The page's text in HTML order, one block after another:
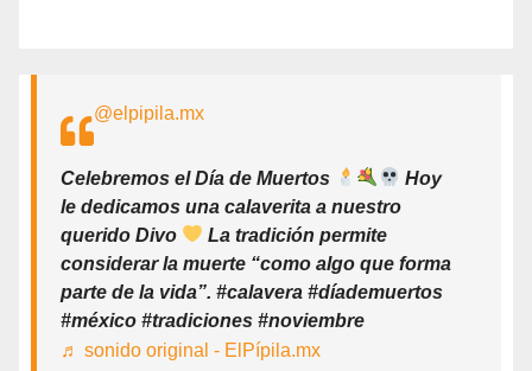
@elpipila.mx
Celebremos el Día de Muertos
Hoy
le dedicamos una calaverita a nuestro
querido Divo
La tradición permite
considerar la muerte “como algo que forma
parte de la vida”. #calavera #díademuertos
#méxico #tradiciones #noviembre
♬ sonido original - ElPípila.mx